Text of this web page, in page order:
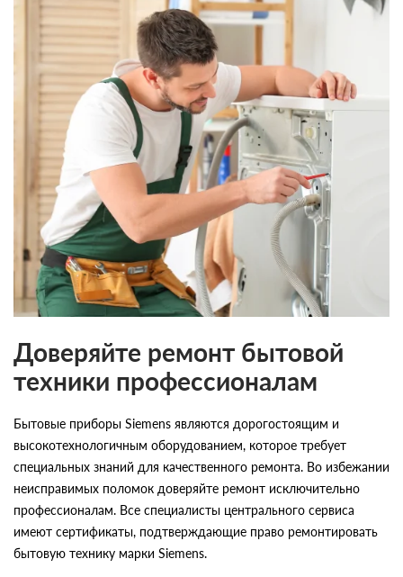
Доверяйте ремонт бытовой
техники профессионалам
Бытовые приборы Siemens являются дорогостоящим и
высокотехнологичным оборудованием, которое требует
специальных знаний для качественного ремонта. Во избежании
неисправимых поломок доверяйте ремонт исключительно
профессионалам. Все специалисты центрального сервиса
имеют сертификаты, подтверждающие право ремонтировать
бытовую технику марки Siemens.